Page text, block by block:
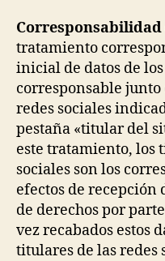
Corresponsabilidad
tratamiento
inicial de datos de
corresponsable
redes sociales
pestaña «titular del
este tratamiento, los
sociales son los
efectos de recepción
de derechos por
vez recabados estos
titulares de las redes